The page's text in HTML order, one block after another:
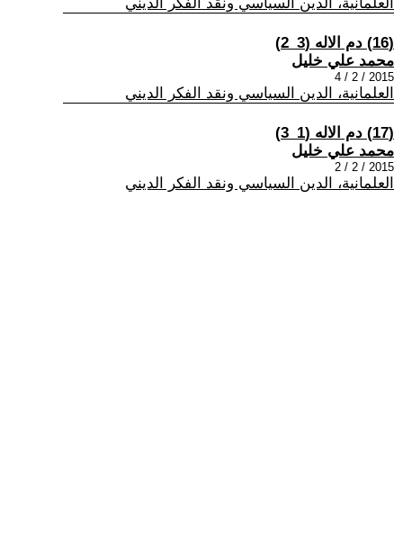
(16) دم الاله (3_2)
محمد علي خليل
2015 / 2 / 4
العلمانية، الدين السياسي ونقد الفكر الديني
(17) دم الاله (1_3)
محمد علي خليل
2015 / 2 / 2
العلمانية، الدين السياسي ونقد الفكر الديني